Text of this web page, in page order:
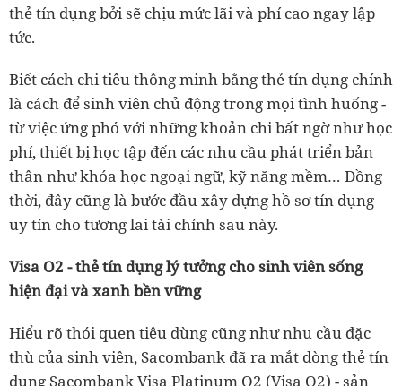
thẻ tín dụng bởi sẽ chịu mức lãi và phí cao ngay lập
tức.
Biết cách chi tiêu thông minh bằng thẻ tín dụng chính
là cách để sinh viên chủ động trong mọi tình huống -
từ việc ứng phó với những khoản chi bất ngờ như học
phí, thiết bị học tập đến các nhu cầu phát triển bản
thân như khóa học ngoại ngữ, kỹ năng mềm… Đồng
thời, đây cũng là bước đầu xây dựng hồ sơ tín dụng
uy tín cho tương lai tài chính sau này.
Visa O2 - thẻ tín dụng lý tưởng cho sinh viên sống
hiện đại và xanh bền vững
Hiểu rõ thói quen tiêu dùng cũng như nhu cầu đặc
thù của sinh viên, Sacombank đã ra mắt dòng thẻ tín
dụng Sacombank Visa Platinum O2 (Visa O2) - sản